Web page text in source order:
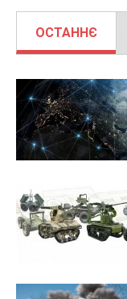
ОСТАННЄ